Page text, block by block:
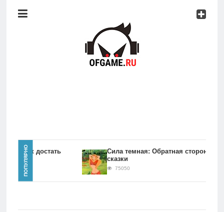
Консоли
Главная
ПОПУЛЯРНО
Как достать
Сила темная: Обратная сторона
сказки
75050